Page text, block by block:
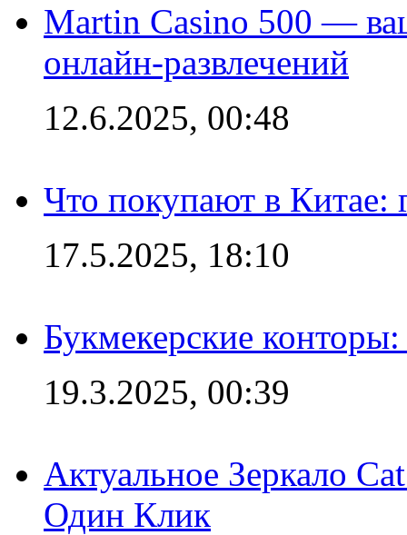
Martin Casino 500 —
онлайн-развлечений
12.6.2025, 00:48
Что покупают в Китае:
17.5.2025, 18:10
Букмекерские
19.3.2025, 00:39
Актуальное Зеркало
Один Клик